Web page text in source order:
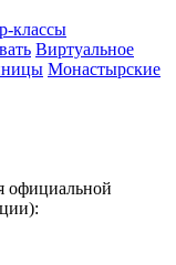
классы
Виртуальное
Монастырские
официальной